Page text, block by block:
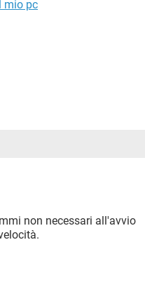
mio pc
non necessari all'avvio